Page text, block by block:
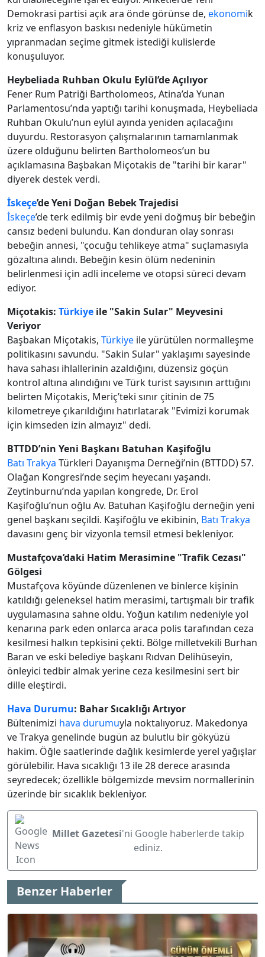
Demokrasi partisi açık ara önde görünse de, ekonomik
kriz ve enflasyon baskısı nedeniyle hükümetin
yıpranmadan seçime gitmek istediği kulislerde
konuşuluyor.
Heybeliada Ruhban Okulu Eylül’de Açılıyor
Fener Rum Patriği Bartholomeos, Atina’da Yunan
Parlamentosu’nda yaptığı tarihi konuşmada, Heybeliada
Ruhban Okulu’nun eylül ayında yeniden açılacağını
duyurdu. Restorasyon çalışmalarının tamamlanmak
üzere olduğunu belirten Bartholomeos’un bu
açıklamasına Başbakan Miçotakis de "tarihi bir karar"
diyerek destek verdi.
İskeçe’de Yeni Doğan Bebek Trajedisi
İskeçe’de terk edilmiş bir evde yeni doğmuş bir bebeğin
cansız bedeni bulundu. Kan donduran olay sonrası
bebeğin annesi, "çocuğu tehlikeye atma" suçlamasıyla
gözaltına alındı. Bebeğin kesin ölüm nedeninin
belirlenmesi için adli inceleme ve otopsi süreci devam
ediyor.
Miçotakis: Türkiye ile "Sakin Sular" Meyvesini
Veriyor
Başbakan Miçotakis, Türkiye ile yürütülen normalleşme
politikasını savundu. "Sakin Sular" yaklaşımı sayesinde
hava sahası ihlallerinin azaldığını, düzensiz göçün
kontrol altına alındığını ve Türk turist sayısının arttığını
belirten Miçotakis, Meriç’teki sınır çitinin de 75
kilometreye çıkarıldığını hatırlatarak "Evimizi korumak
için kimseden izin almayız" dedi.
BTTDD’nin Yeni Başkanı Batuhan Kaşifoğlu
Batı Trakya Türkleri Dayanışma Derneği’nin (BTTDD) 57.
Olağan Kongresi’nde seçim heyecanı yaşandı.
Zeytinburnu’nda yapılan kongrede, Dr. Erol
Kaşifoğlu’nun oğlu Av. Batuhan Kaşifoğlu derneğin yeni
genel başkanı seçildi. Kaşifoğlu ve ekibinin, Batı Trakya
davasını genç bir vizyonla temsil etmesi bekleniyor.
Mustafçova’daki Hatim Merasimine "Trafik Cezası"
Gölgesi
Mustafçova köyünde düzenlenen ve binlerce kişinin
katıldığı geleneksel hatim merasimi, tartışmalı bir trafik
uygulamasına sahne oldu. Yoğun katılım nedeniyle yol
kenarına park eden onlarca araca polis tarafından ceza
kesilmesi halkın tepkisini çekti. Bölge milletvekili Burhan
Baran ve eski belediye başkanı Rıdvan Delihüseyin,
önleyici tedbir almak yerine ceza kesilmesini sert bir
dille eleştirdi.
Hava Durumu: Bahar Sıcaklığı Artıyor
Bültenimizi hava durumuyla noktalıyoruz. Makedonya
ve Trakya genelinde bugün az bulutlu bir gökyüzü
hakim. Öğle saatlerinde dağlık kesimlerde yerel yağışlar
görülebilir. Hava sıcaklığı 13 ile 28 derece arasında
seyredecek; özellikle bölgemizde mevsim normallerinin
üzerinde bir sıcaklık bekleniyor.
Millet Gazetesi'ni Google haberlerde takip
ediniz.
Benzer Haberler